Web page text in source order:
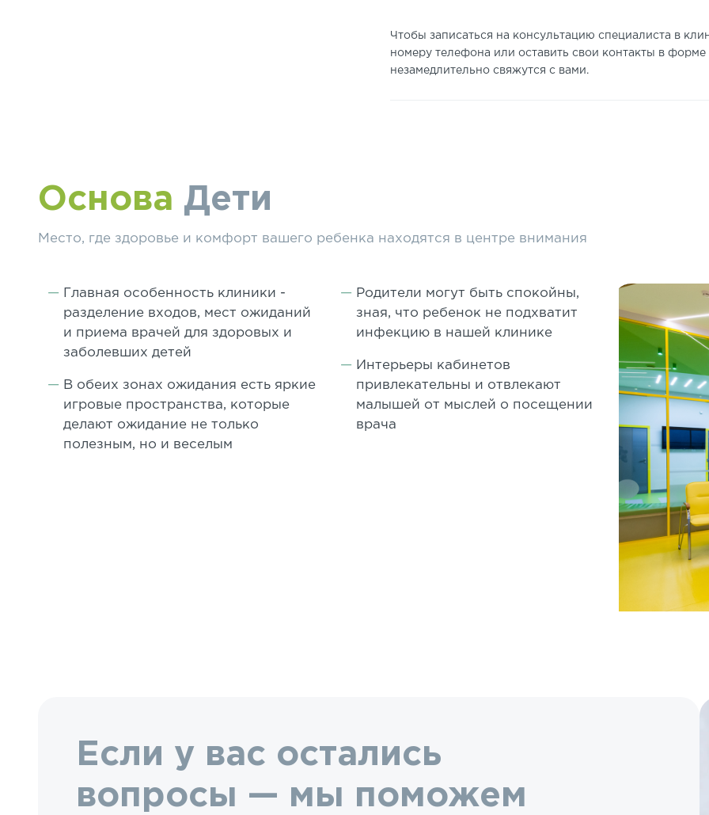
Чтобы записаться на консультацию специалиста в
номеру телефона или оставить свои контакты в
незамедлительно свяжутся с вами.
Основа Дети
Место, где здоровье и комфорт вашего ребенка находятся в центре внимания
Главная особенность клиники -
разделение входов, мест ожиданий
и приема врачей для здоровых и
заболевших детей
В обеих зонах ожидания есть яркие
игровые пространства, которые
делают ожидание не только
полезным, но и веселым
Родители могут быть спокойны,
зная, что ребенок не подхватит
инфекцию в нашей клинике
Интерьеры кабинетов
привлекательны и отвлекают
малышей от мыслей о посещении
врача
Если у вас остались
вопросы — мы поможем